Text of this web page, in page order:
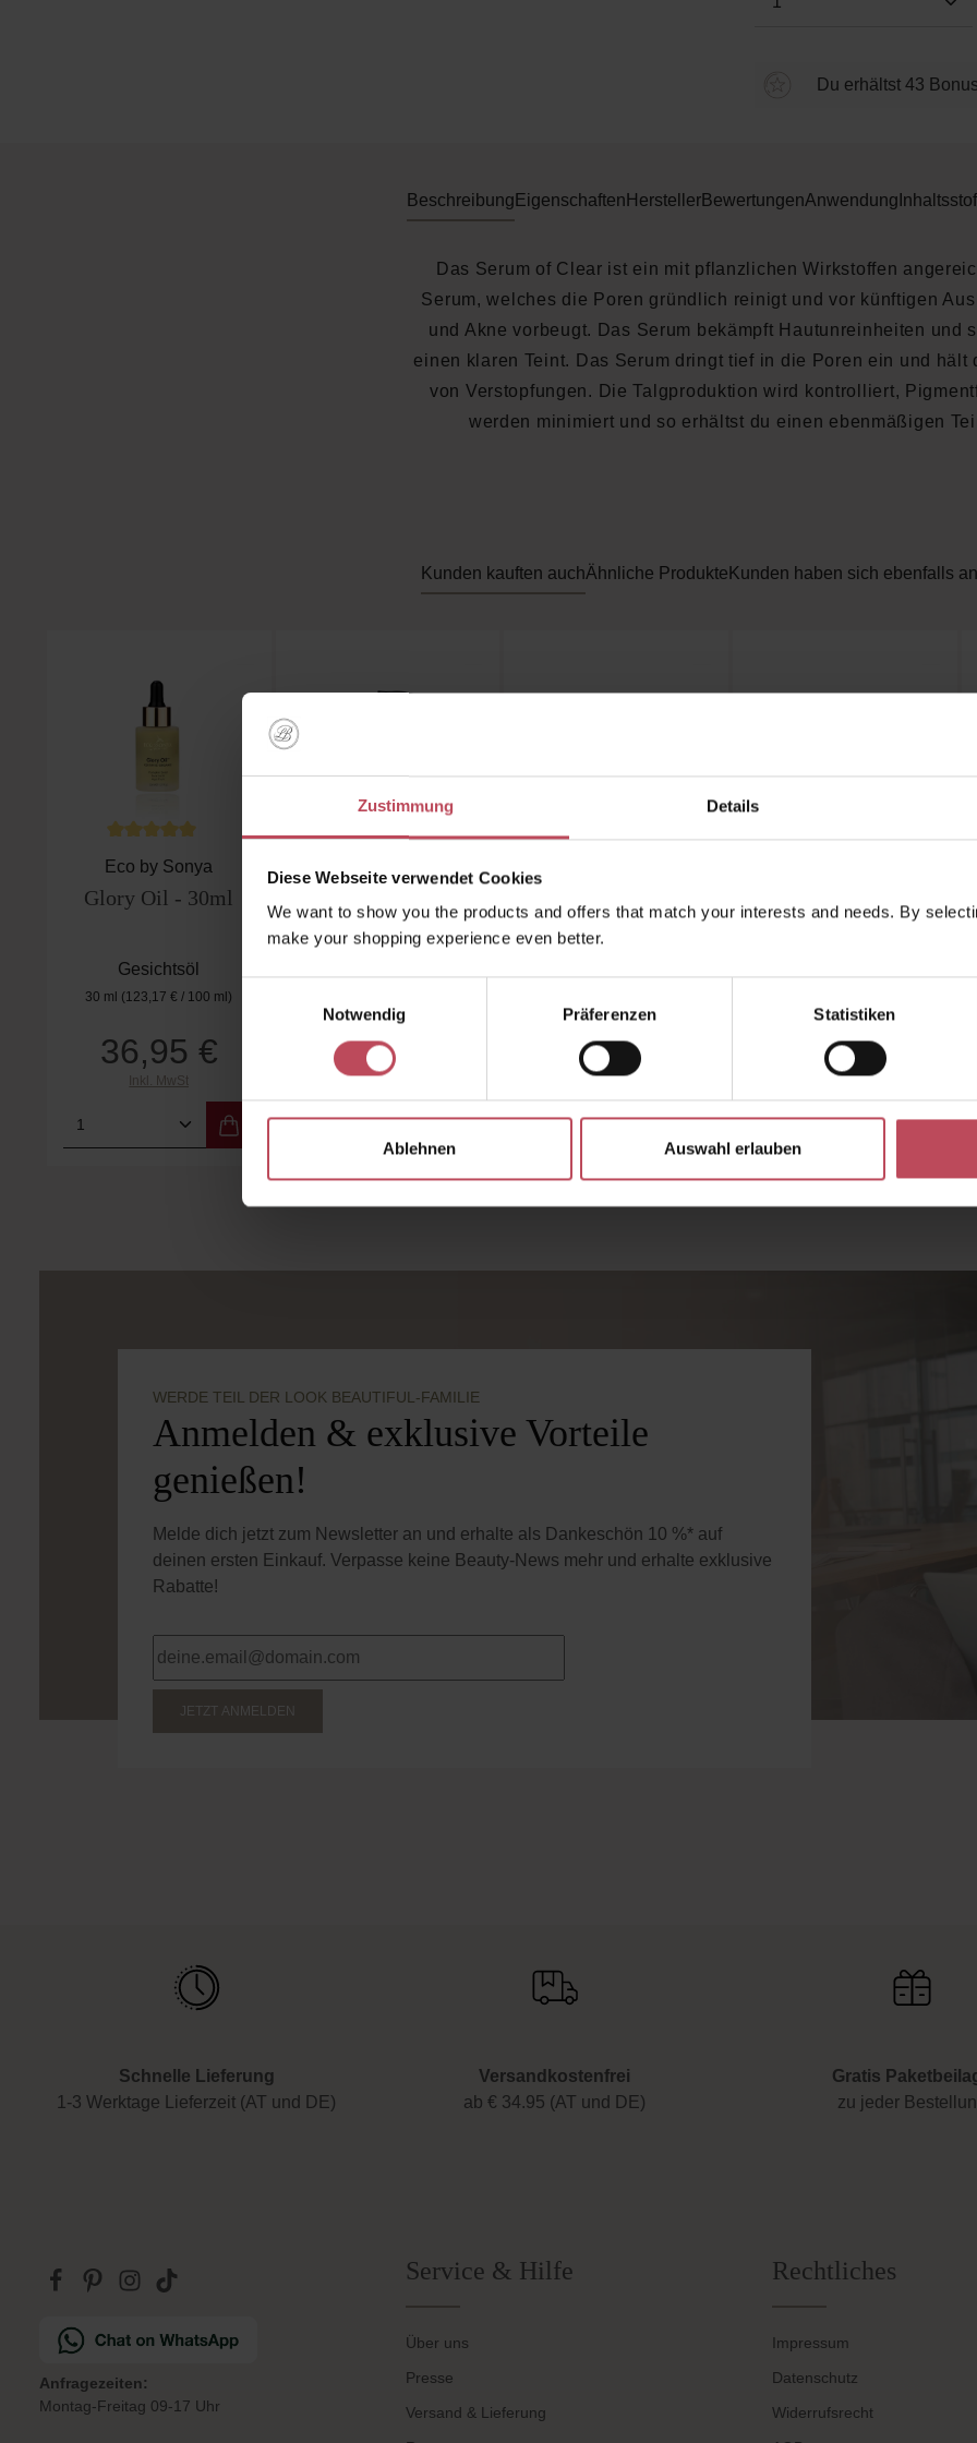
Zustimmung Details
Diese Webseite verwendet Cookies
We want to show you the products and offers that match your interests and needs. By
make your shopping experience even better.
Notwendig
Präferenzen Statistiken
Ablehnen Auswahl erlauben
Du erhältst 43
Beschreibung Eigenschaften HerstellerBewertungenAnwendung
Das Serum of Clear ist ein mit pflanzlichen Wirkstoffen
Serum, welches die Poren gründlich reinigt und vor künftigen
und Akne vorbeugt. Das Serum bekämpft Hautunreinheiten und
einen klaren Teint. Das Serum dringt tief in die Poren ein und hält
von Verstopfungen. Die Talgproduktion wird kontrolliert,
werden minimiert und so erhältst du einen ebenmäßigen
Kunden kauften auchÄhnliche Produkte Kunden haben sich ebenfalls
Durchschnittliche Bewertung von 5 von 5 Sternen
Eco by Sonya
Glory Oil - 30ml
Gesichtsöl
30 ml (123,17 € / 100 ml)
Regulärer Preis:
36,95 €
Inkl. MwSt
Produkt Anzahl: Gib den gewünschten Wert ein oder benutze die
Cleanser
Regulärer Preis:
25,95 €
Inkl. MwSt
Produkt Anzahl: Gib den gewünschten Wert ein oder
Regulärer Preis:
34,95 €
Inkl. MwSt
Produkt Anzahl: Gib den gewünschten
Regulärer Preis:
60,95 €
Inkl. MwSt
Produkt Anzahl:
WERDE TEIL DER LOOK BEAUTIFUL-FAMILIE
Anmelden & exklusive Vorteile
genießen!
Melde dich jetzt zum Newsletter an und erhalte als Dankeschön 10 %* auf
deinen ersten Einkauf. Verpasse keine Beauty-News mehr und erhalte exklusive
Rabatte!
JETZT ANMELDEN
Schnelle Lieferung
1-3 Werktage Lieferzeit (AT und DE)
Versandkostenfrei
ab € 34.95 (AT und DE)
Gratis
zu jeder
Anfragezeiten:
Montag-Freitag 09-17 Uhr
Service & Hilfe
Über uns
Presse
Versand & Lieferung
Rechtliches
Impressum
Datenschutz
Widerrufsrecht